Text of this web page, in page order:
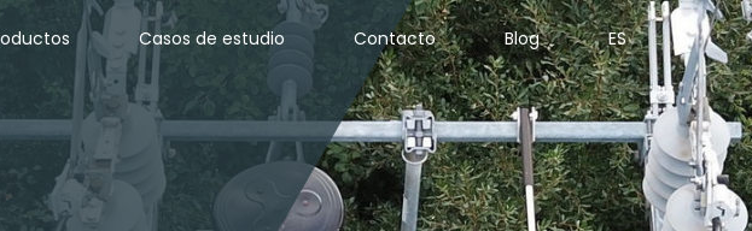
Casos de estudio Contacto Blog ES